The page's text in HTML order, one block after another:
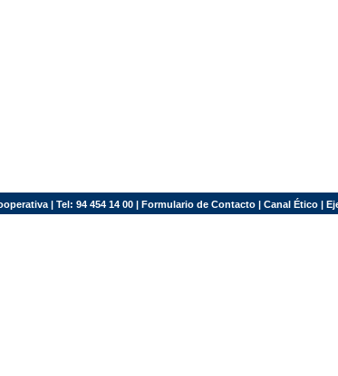
| Tel: 94 454 14 00 | Formulario de Contacto| Canal Ético|